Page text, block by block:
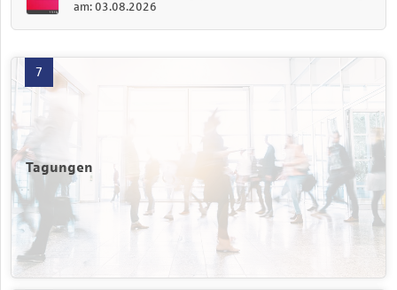
am: 03.08.2026
Tagungen mit 7 Produkten öffnen
7
Tagungen